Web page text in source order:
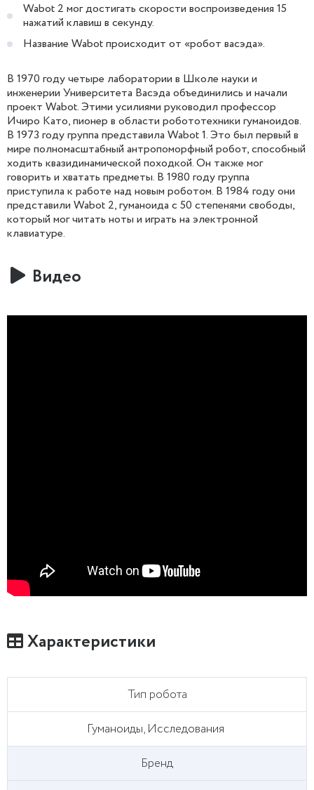
Wabot 2 мог достигать скорости воспроизведения 15
нажатий клавиш в секунду.
Название Wabot происходит от «робот васэда».
В 1970 году четыре лаборатории в Школе науки и
инженерии Университета Васэда объединились и начали
проект Wabot. Этими усилиями руководил профессор
Ичиро Като, пионер в области робототехники гуманоидов.
В 1973 году группа представила Wabot 1. Это был первый в
мире полномасштабный антропоморфный робот, способный
ходить квазидинамической походкой. Он также мог
говорить и хватать предметы. В 1980 году группа
приступила к работе над новым роботом. В 1984 году они
представили Wabot 2, гуманоида с 50 степенями свободы,
который мог читать ноты и играть на электронной
клавиатуре.
Видео
Характеристики
Тип робота
Гуманоиды, Исследования
Бренд